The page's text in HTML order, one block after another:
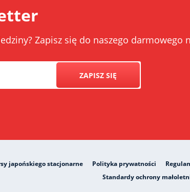
Zapisz się do naszego darmowego
ZAPISZ SIĘ
japońskiego stacjonarne Polityka prywatności
Standardy ochrony